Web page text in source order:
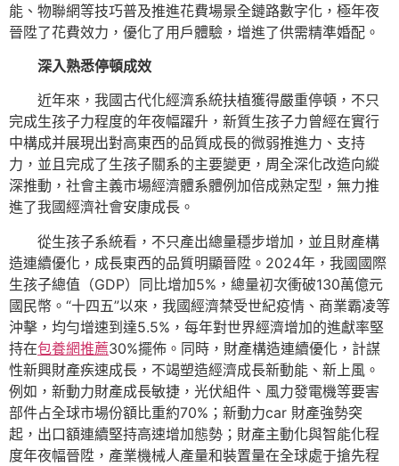
能、物聯網等技巧普及推進花費場景全鏈路數字化，極年夜
晉陞了花費效力，優化了用戶體驗，增進了供需精準婚配。
深入熟悉停頓成效
近年來，我國古代化經濟系統扶植獲得嚴重停頓，不只
完成生孩子力程度的年夜幅躍升，新質生孩子力曾經在實行
中構成并展現出對高東西的品質成長的微弱推進力、支持
力，並且完成了生孩子關系的主要變更，周全深化改造向縱
深推動，社會主義市場經濟體系體例加倍成熟定型，無力推
進了我國經濟社會安康成長。
從生孩子系統看，不只產出總量穩步增加，並且財產構
造連續優化，成長東西的品質明顯晉陞。2024年，我國國際
生孩子總值（GDP）同比增加5%，總量初次衝破130萬億元
國民幣。“十四五”以來，我國經濟禁受世紀疫情、商業霸凌等
沖擊，均勻增速到達5.5%，每年對世界經濟增加的進獻率堅
持在包養網推薦30%擺佈。同時，財產構造連續優化，計謀
性新興財產疾速成長，不竭塑造經濟成長新動能、新上風。
例如，新動力財產成長敏捷，光伏組件、風力發電機等要害
部件占全球市場份額比重約70%；新動力car 財產強勢突
起，出口額連續堅持高速增加態勢；財產主動化與智能化程
度年夜幅晉陞，產業機械人產量和裝置量在全球處于搶先程